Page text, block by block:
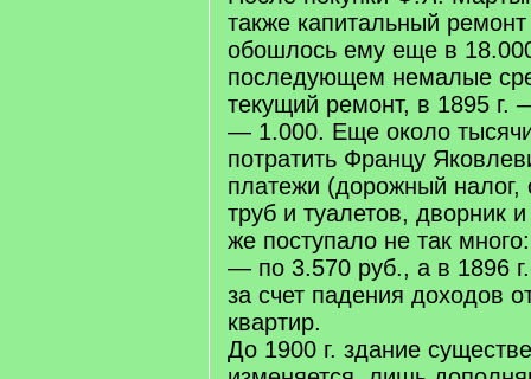
также капитальный ремонт
обошлось ему еще в
последующем немалые
текущий ремонт, в 1895 г.
— 1.000. Еще около
потратить Францу
платежи (дорожный налог,
труб и туалетов, дворник
же поступало не так
— по 3.570 руб., а в 1896
за счет падения доходов
квартир.
До 1900 г. здание